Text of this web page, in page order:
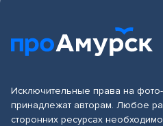
Исключительные права на
принадлежат авторам. Любое
сторонних ресурсах